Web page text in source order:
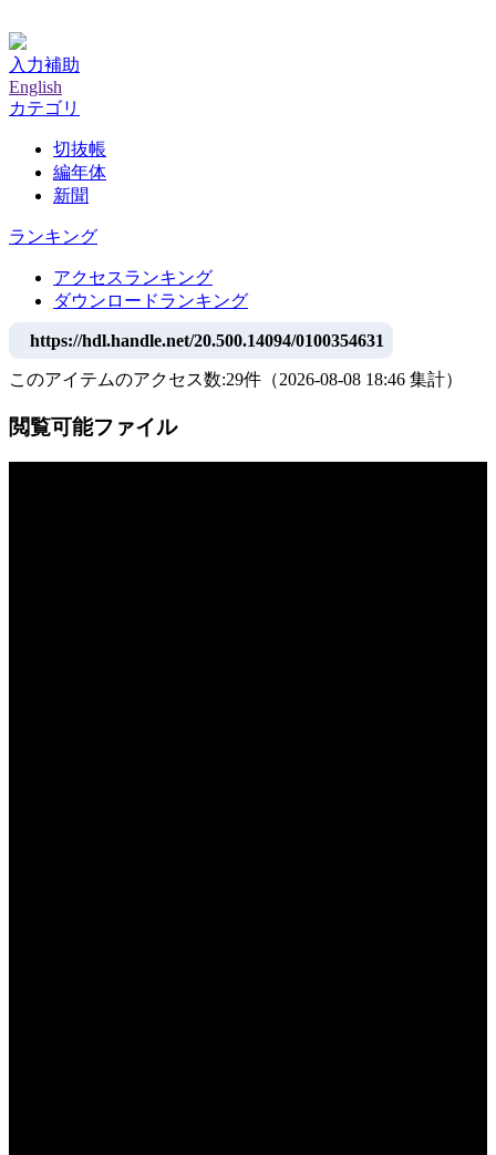
入力補助
English
カテゴリ
切抜帳
編年体
新聞
ランキング
アクセスランキング
ダウンロードランキング
https://hdl.handle.net/20.500.14094/0100354631
このアイテムのアクセス数:29件 （2026-08-08 18:46 集計）
閲覧可能ファイル